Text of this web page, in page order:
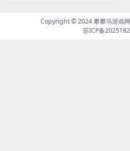
Copyright © 2024攀攀马游戏网
苏ICP备